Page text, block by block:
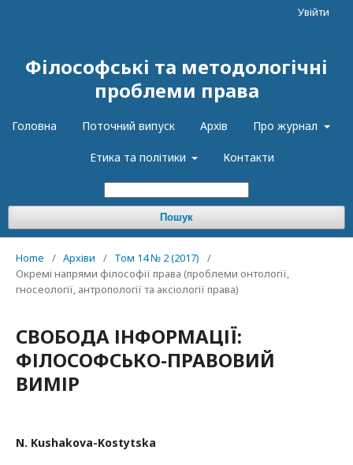
Філософські та методологічні
проблеми права
Головна Поточний випуск Архів Про журнал
Етика та політики Контакти
Пошук
Увійти
Home / Архіви / Том 14 № 2 (2017)
/
Окремі напрями філософії права (проблеми онтології,
гносеології, антропології та аксіології права)
СВОБОДА ІНФОРМАЦІЇ:
ФІЛОСОФСЬКО-ПРАВОВИЙ
ВИМІР
N. Kushakova-Kostytska